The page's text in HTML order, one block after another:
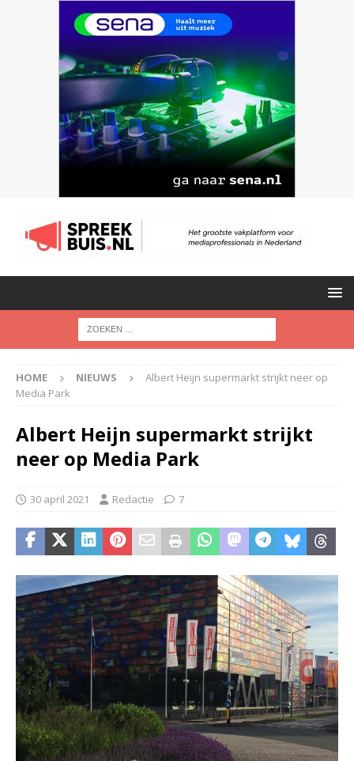
HOME NIEUWS
Albert Heijn supermarkt strijkt neer op
Media Park
Albert Heijn supermarkt strijkt
neer op Media Park
30 april 2021 Redactie 7